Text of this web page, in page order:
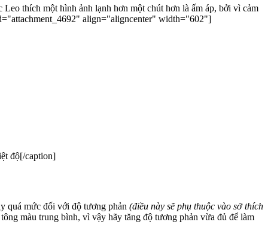
thích một hình ảnh lạnh hơn một chút hơn là ấm áp, bởi vì cảm
trông trắng hơn. Nó tương tự như việc tô son môi đỏ có tông lạnh để làm cho răng trắng hơn. [caption id="attachment_4692" align="aligncenter" width="602"]
độ[/caption]
quá mức đối với độ tương phản (điều này sẽ phụ thuộc vào sở thích
màu trung bình, vì vậy hãy tăng độ tương phản vừa đủ để làm